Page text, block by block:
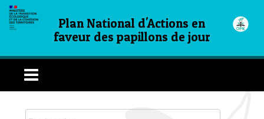
Plan National d'Actions en
faveur des papillons de jour